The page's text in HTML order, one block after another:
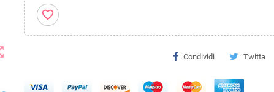
favorite_border
Condividi Twitta